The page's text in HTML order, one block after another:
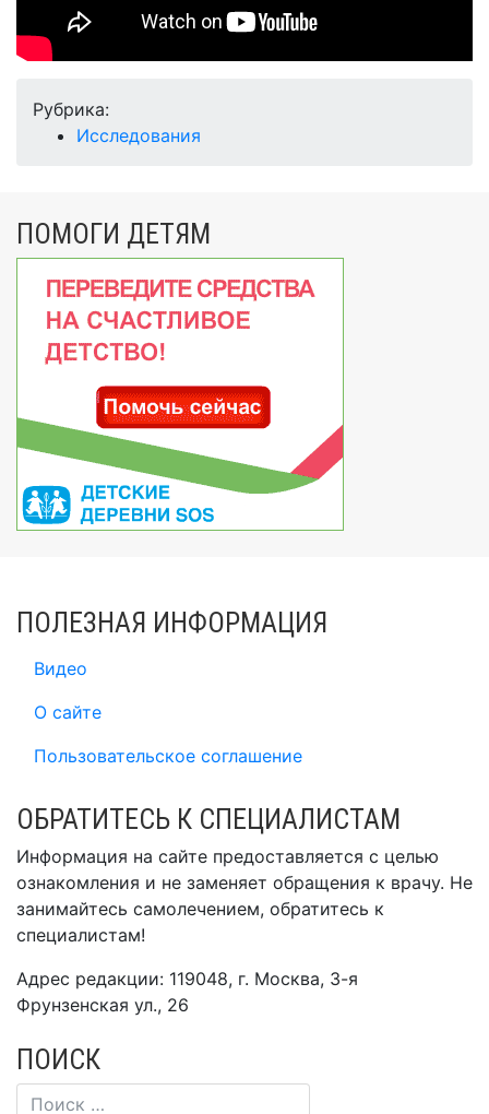
Рубрика:
Исследования
ПОМОГИ ДЕТЯМ
ПОЛЕЗНАЯ ИНФОРМАЦИЯ
Видео
О сайте
Пользовательское соглашение
ОБРАТИТЕСЬ К СПЕЦИАЛИСТАМ
Информация на сайте предоставляется с целью
ознакомления и не заменяет обращения к врачу. Не
занимайтесь самолечением, обратитесь к
специалистам!
Адрес редакции: 119048, г. Москва, 3-я
Фрунзенская ул., 26
ПОИСК